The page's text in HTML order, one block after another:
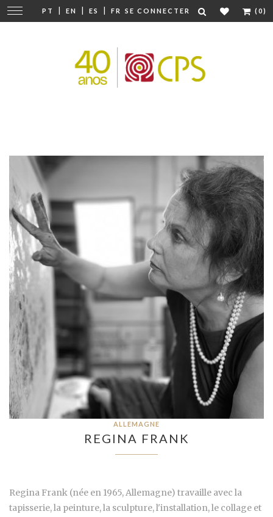
PT | EN | ES | FR SE CONNECTER (0)
Modifier
la
ALLEMAGNE
REGINA FRANK
Regina Frank (née en 1965, Allemagne) travaille avec la
tapisserie, la peinture, la sculpture, l'installation, le collage et